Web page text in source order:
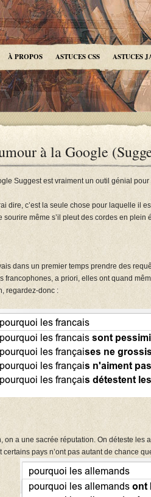
À PROPOS ASTUCES CSS ASTUCES
à la Google
Suggest est vraiment un outil génial
dire, c’est la seule chose pour laquelle il
sourire même s’il pleut des cordes en plein
dans un premier temps prendre des
francophones, a priori, elles ont quand
regardez-donc :
on a une sacrée réputation. On déteste les
certains pays n’ont pas autant de chance